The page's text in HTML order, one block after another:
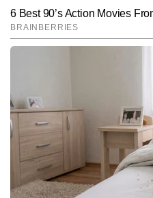
कीमत, सबसे कम कीमत में पहुंचा